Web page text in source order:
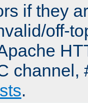
if they
off-
channel,
.